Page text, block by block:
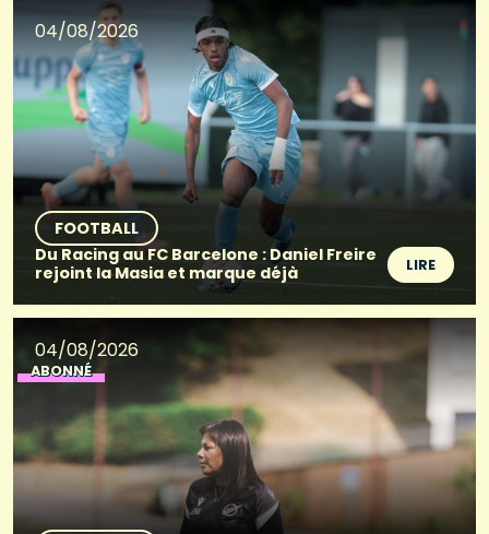
04/08/2026
FOOTBALL
Du Racing au FC Barcelone : Daniel Freire
rejoint la Masia et marque déjà
LIRE
04/08/2026
ABONNÉ